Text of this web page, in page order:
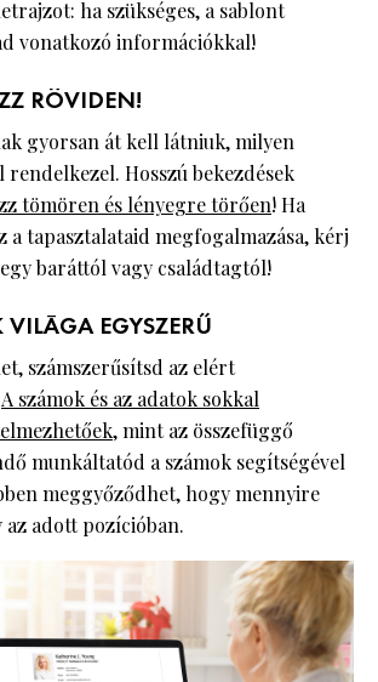
ha szükséges, a sablont
vonatkozó információkkal!
RÖVIDEN!
gyorsan át kell látniuk, milyen
Hosszú bekezdések
tömören és lényegre törően! Ha
a tapasztalataid megfogalmazása, kérj
baráttól vagy családtagtól!
EGYSZERŰ
számszerűsítsd az elért
A számok és az adatok sokkal
, mint az összefüggő
munkáltatód a számok segítségével
meggyőződhet, hogy mennyire
adott pozícióban.